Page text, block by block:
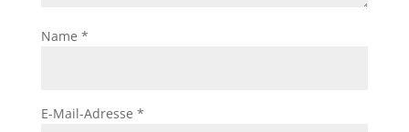
Name *
E-Mail-Adresse *